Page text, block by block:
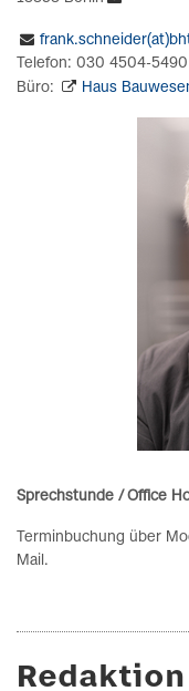
Telefon: 030 4504-5490
Büro:
Haus
Sprechstunde / Office
Terminbuchung über
Mail.